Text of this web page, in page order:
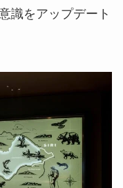
識をアップデート